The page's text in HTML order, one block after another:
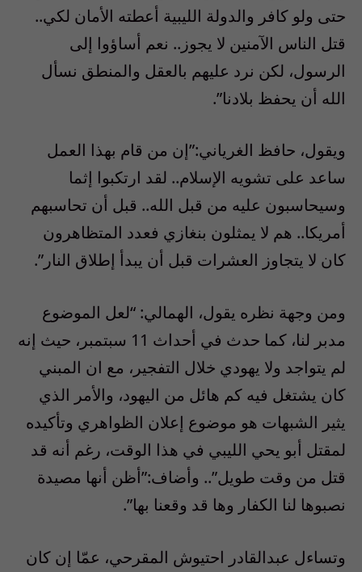
حتى ولو كافر والدولة الليبية أعطته الأمان لكي..
قتل الناس الآمنين لا يجوز.. نعم أساؤوا إلى
الرسول، لكن نرد عليهم بالعقل والمنطق نسأل
الله أن يحفظ بلادنا”.
ويقول، حافظ الغرياني:”إن من قام بهذا العمل
ساعد على تشويه الإسلام.. لقد ارتكبوا إثما
وسيحاسبون عليه من قبل الله.. قبل أن تحاسبهم
أمريكا.. هم لا يمثلون بنغازي فعدد المتظاهرون
كان لا يتجاوز العشرات قبل أن يبدأ إطلاق النار”.
ومن وجهة نظره يقول، الهمالي: “لعل الموضوع
مدبر لنا، كما حدث في أحداث 11 سبتمبر، حيث إنه
لم يتواجد ولا يهودي خلال التفجير، مع ان المبني
كان يشتغل فيه كم هائل من اليهود، والأمر الذي
يثير الشبهات هو موضوع إعلان الظواهري وتأكيده
لمقتل أبو يحي الليبي في هذا الوقت، رغم أنه قد
قتل من وقت طويل”.. وأضاف:”أظن أنها مصيدة
نصبوها لنا الكفار وها قد وقعنا بها”.
وتساءل عبدالقادر احتيوش المقرحي، عمّا إن كان